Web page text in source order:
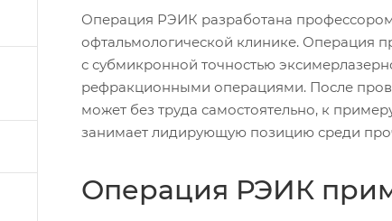
Операция РЭИК разработана
офтальмологической клинике. Операция
с субмикронной точностью
рефракционными операциями. После
может без труда самостоятельно, к
занимает лидирующую позицию среди
Операция РЭИК